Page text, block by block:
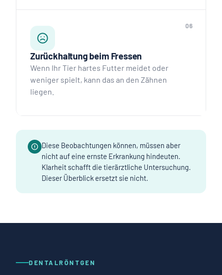
06
Zurückhaltung beim Fressen
Wenn Ihr Tier hartes Futter meidet oder
weniger spielt, kann das an den Zähnen
liegen.
Diese Beobachtungen können, müssen aber
nicht auf eine ernste Erkrankung hindeuten.
Klarheit schafft die tierärztliche Untersuchung.
Dieser Überblick ersetzt sie nicht.
DENTALRÖNTGEN